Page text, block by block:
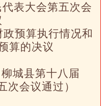
表大会第五次会
预算执行情况和
算的决议
柳城县第十八届
次会议通过）